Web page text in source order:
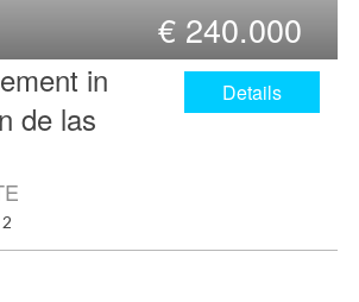
€ 240.000
in
de las
Details
2